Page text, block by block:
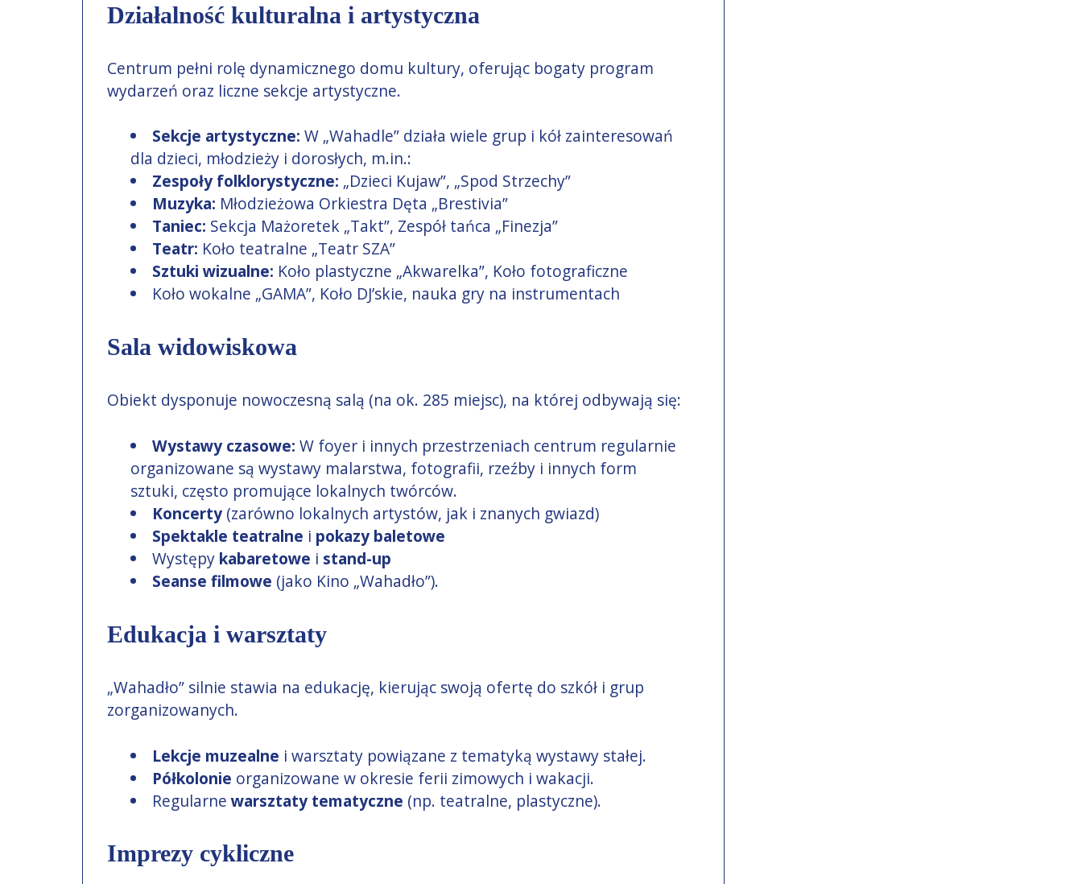
Działalność kulturalna i artystyczna
Centrum pełni rolę dynamicznego domu kultury, oferując bogaty program
wydarzeń oraz liczne sekcje artystyczne.
Sekcje artystyczne: W „Wahadle” działa wiele grup i kół zainteresowań
dla dzieci, młodzieży i dorosłych, m.in.:
Zespoły folklorystyczne: „Dzieci Kujaw”, „Spod Strzechy”
Muzyka: Młodzieżowa Orkiestra Dęta „Brestivia”
Taniec: Sekcja Mażoretek „Takt”, Zespół tańca „Finezja”
Teatr: Koło teatralne „Teatr SZA”
Sztuki wizualne: Koło plastyczne „Akwarelka”, Koło fotograficzne
Koło wokalne „GAMA”, Koło DJ’skie, nauka gry na instrumentach
Sala widowiskowa
Obiekt dysponuje nowoczesną salą (na ok. 285 miejsc), na której odbywają się:
Wystawy czasowe: W foyer i innych przestrzeniach centrum regularnie
organizowane są wystawy malarstwa, fotografii, rzeźby i innych form
sztuki, często promujące lokalnych twórców.
Koncerty(zarówno lokalnych artystów, jak i znanych gwiazd)
Spektakle teatralne i pokazy baletowe
Występy kabaretowe i stand-up
Seanse filmowe (jako Kino „Wahadło”).
Edukacja i warsztaty
„Wahadło” silnie stawia na edukację, kierując swoją ofertę do szkół i grup
zorganizowanych.
Lekcje muzealne i warsztaty powiązane z tematyką wystawy stałej.
Półkolonie organizowane w okresie ferii zimowych i wakacji.
Regularnewarsztaty tematyczne (np. teatralne, plastyczne).
Imprezy cykliczne